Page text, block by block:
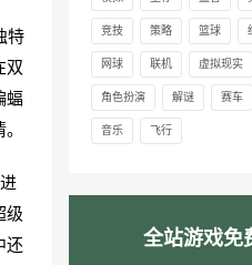
特
双
蝠
级
还
竞技 策略 篮球
网球 联机 虚拟现实
角色扮演 解谜 赛车
音乐 飞行
全站游戏免